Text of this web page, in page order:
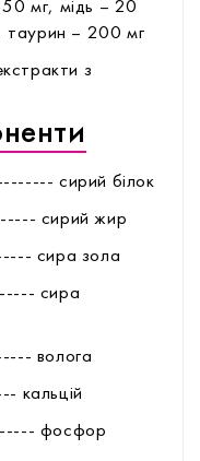
мг, мідь – 20
таурин – 200 мг
з
сирий білок
сирий жир
сира зола
сира
волога
кальцій
фоcфор